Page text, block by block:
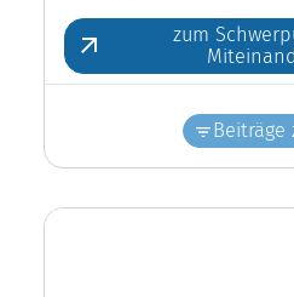
zum
Beiträge